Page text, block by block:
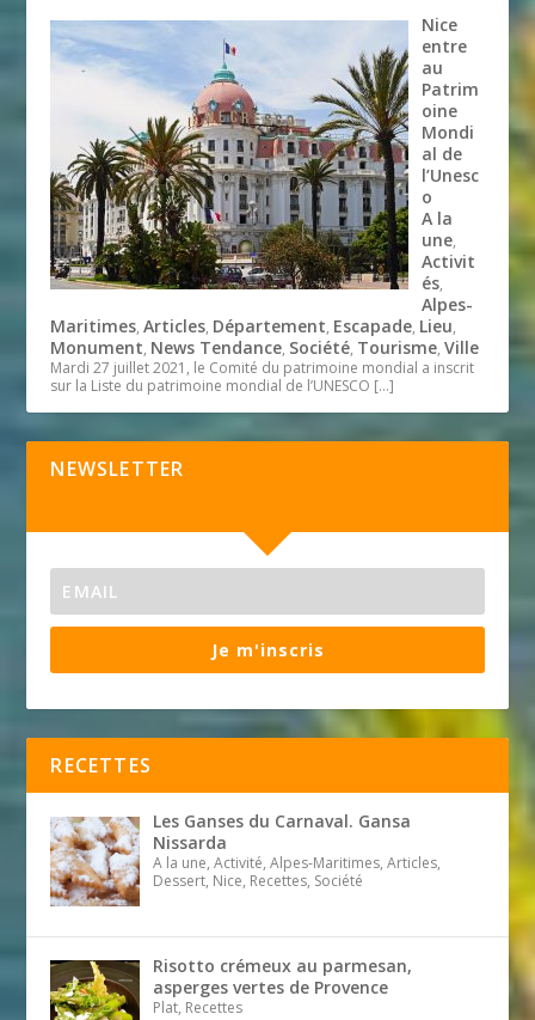
Nice
entre
au
Patrim
oine
Mondi
al de
l’Unesc
o
A la
une,
Activit
és,
Alpes-
Maritimes,Articles, Département, Escapade, Lieu,
Monument, News Tendance, Société, Tourisme,Ville
Mardi 27 juillet 2021, le Comité du patrimoine mondial a inscrit
sur la Liste du patrimoine mondial de l’UNESCO […]
NEWSLETTER
Je m'inscris
RECETTES
Les Ganses du Carnaval. Gansa
Nissarda
A la une, Activité, Alpes-Maritimes, Articles,
Dessert, Nice, Recettes, Société
Risotto crémeux au parmesan,
asperges vertes de Provence
Plat, Recettes